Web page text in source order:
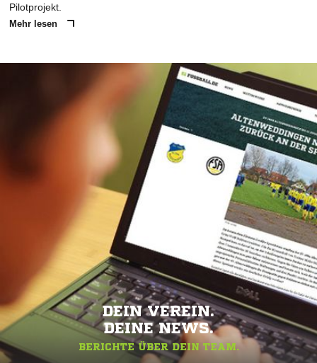
Pilotprojekt.
Mehr lesen
DEIN VEREIN.
DEINE NEWS.
BERICHTE ÜBER DEIN TEAM.